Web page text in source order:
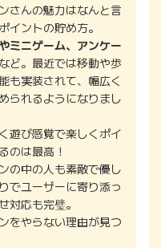
さんの魅力はなんと言
イントの貯め方。
ミニゲーム、アンケー
など。最近では移動や歩
も実装されて、幅広く
られるようになりまし
遊び感覚で楽しくポイ
のは最高！
の中の人も素敵で優し
でユーザーに寄り添っ
対応も完璧。
をやらない理由が見つ